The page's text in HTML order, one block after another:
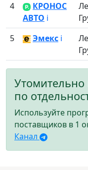
4
КРОНОС
АВТО ℹ️
5 Эмекс ℹ️
Утомительно
по
Используйте
поставщиков в 1
Канал